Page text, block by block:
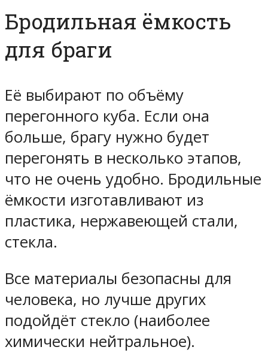
Бродильная ёмкость
для браги
Её выбирают по объёму
перегонного куба. Если она
больше, брагу нужно будет
перегонять в несколько этапов,
что не очень удобно. Бродильные
ёмкости изготавливают из
пластика, нержавеющей стали,
стекла.
Все материалы безопасны для
человека, но лучше других
подойдёт стекло (наиболее
химически нейтральное).